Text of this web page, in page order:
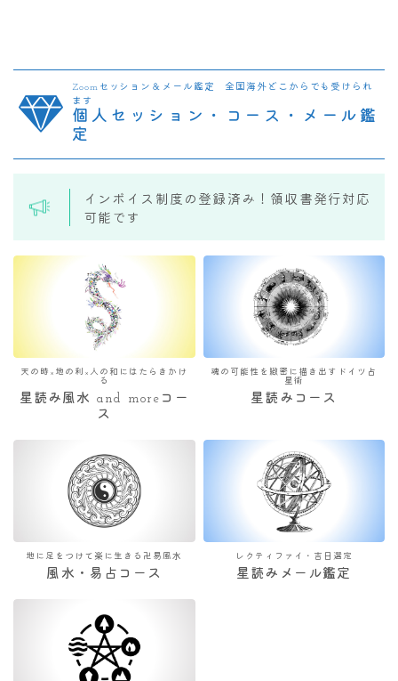
Zoomセッション＆メール鑑定 全国海外どこからでも受けられ
ます
個人セッション・コース・メール鑑
定
インボイス制度の登録済み！領収書発行対応
可能です
天の時×地の利×人の和にはたらきかけ
る
星読み風水 and moreコー
ス
魂の可能性を緻密に描き出すドイツ占
星術
星読みコース
地に足をつけて楽に生きる卍易風水
風水・易占コース
レクティファイ・吉日選定
星読みメール鑑定